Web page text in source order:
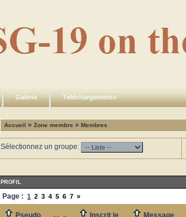
Galerie Téléchargements
Accueil »Zone membre »Membres
Sélectionnez un groupe:
PROFIL
Page : 1 2 3 4 5 6 7 »
Pseudo Inscrit le Message